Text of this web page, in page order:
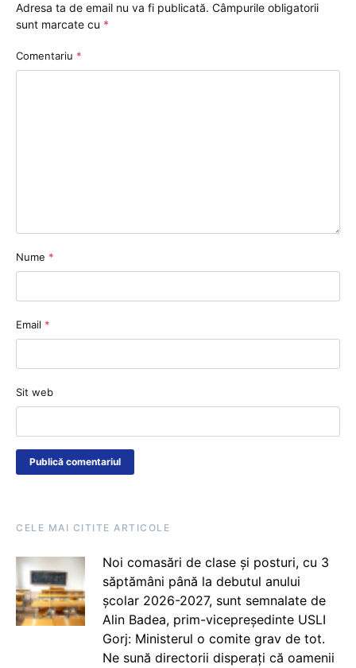
Adresa ta de email nu va fi publicată. Câmpurile obligatorii
sunt marcate cu *
Comentariu *
Nume *
Email *
Sit web
CELE MAI CITITE ARTICOLE
Noi comasări de clase și posturi, cu 3
săptămâni până la debutul anului
școlar 2026-2027, sunt semnalate de
Alin Badea, prim-vicepreședinte USLI
Gorj: Ministerul o comite grav de tot.
Ne sună directorii disperați că oamenii